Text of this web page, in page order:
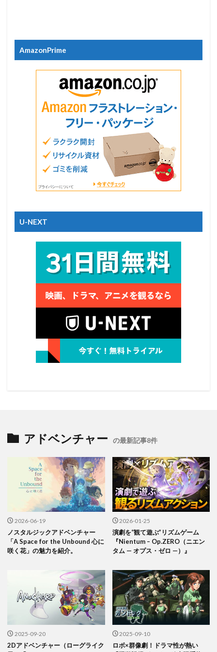
AmazonPrime
U-NEXT
アドベンチャー の最新記事8件
2026-06-19
ノスタルジックアドベンチャー
「A Space for the Unbound 心に
咲く花」の魅力を紹介。
2026-01-25
演劇を“観て遊ぶ”リズムゲーム
『Nientum – Op.ZERO（ニエン
タム — オプス・ゼロ —）』
2025-09-20
2Dアドベンチャー（ローグライク
2025-09-10
ロボ×群像劇！ドラマ性が熱い